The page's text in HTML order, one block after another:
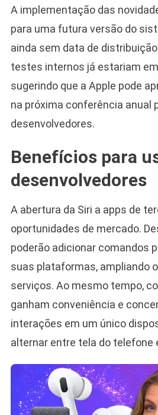
A implementação das
para uma futura versão do
ainda sem data de
testes internos já estariam
sugerindo que a Apple pode
na próxima conferência anual
desenvolvedores.
Benefícios para
desenvolvedores
A abertura da Siri a apps de
oportunidades de mercado.
poderão adicionar comandos
suas plataformas, ampliando
serviços. Ao mesmo tempo,
ganham conveniência e
interações em um único
alternar entre tela do telefone